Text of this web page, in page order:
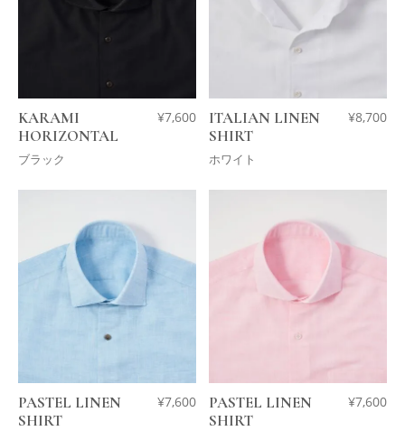
KARAMI
HORIZONTAL
ブラック
¥7,600
ITALIAN LINEN
SHIRT
ホワイト
¥8,700
PASTEL LINEN
SHIRT
¥7,600
PASTEL LINEN
SHIRT
¥7,600